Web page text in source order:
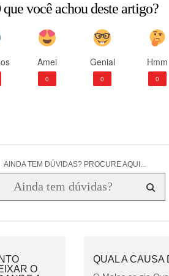
que você achou deste artigo?
Amei
0
Genial
0
Hmm
0
AINDA TEM DÚVIDAS? PROCURE AQUI...
O
QUAL A CAUSA